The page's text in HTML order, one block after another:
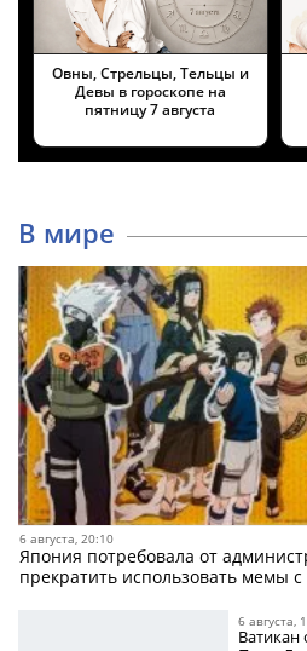
Овны, Стрельцы, Тельцы и
Девы в гороскопе на
пятницу 7 августа
В мире
6 августа, 20:10
Япония потребовала от
прекратить использовать мемы
6 августа,
Ватикан